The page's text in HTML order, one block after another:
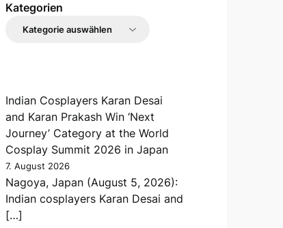
Kategorien
Indian Cosplayers Karan Desai
and Karan Prakash Win ‘Next
Journey’ Category at the World
Cosplay Summit 2026 in Japan
7. August 2026
Nagoya, Japan (August 5, 2026):
Indian cosplayers Karan Desai and
[…]